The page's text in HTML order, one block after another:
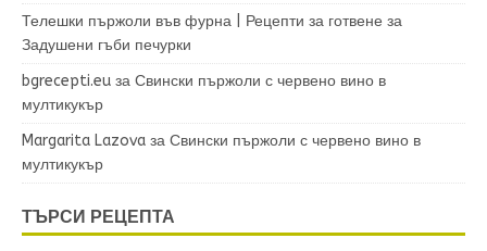
Телешки пържоли във фурна | Рецепти за готвене за
Задушени гъби печурки
bgrecepti.eu за Свински пържоли с червено вино в
мултикукър
Margarita Lazova за Свински пържоли с червено вино в
мултикукър
ТЪРСИ РЕЦЕПТА